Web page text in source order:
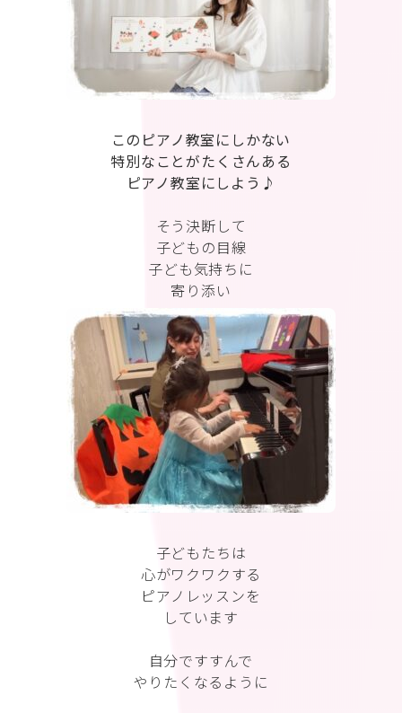
このピアノ教室にしかない
特別なことがたくさんある
ピアノ教室にしよう♪
そう決断して
子どもの目線
子ども気持ちに
寄り添い
子どもたちは
心がワクワクする
ピアノレッスンを
しています
自分ですすんで
やりたくなるように